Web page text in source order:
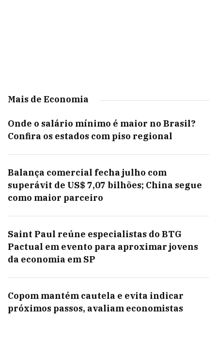
Mais de Economia
Onde o salário mínimo é maior no Brasil?
Confira os estados com piso regional
Balança comercial fecha julho com
superávit de US$ 7,07 bilhões; China segue
como maior parceiro
Saint Paul reúne especialistas do BTG
Pactual em evento para aproximar jovens
da economia em SP
Copom mantém cautela e evita indicar
próximos passos, avaliam economistas